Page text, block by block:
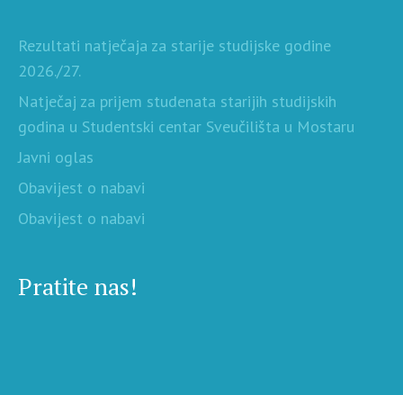
Rezultati natječaja za starije studijske godine
2026./27.
Natječaj za prijem studenata starijih studijskih
godina u Studentski centar Sveučilišta u Mostaru
Javni oglas
Obavijest o nabavi
Obavijest o nabavi
Pratite nas!